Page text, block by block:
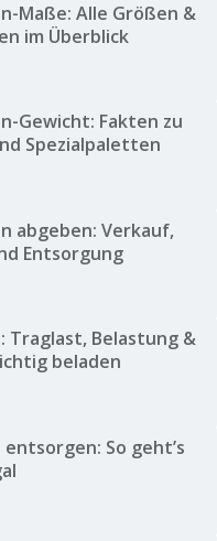
Maße: Alle Größen &
im Überblick
Gewicht: Fakten zu
Spezialpaletten
abgeben: Verkauf,
Entsorgung
Traglast, Belastung &
beladen
So geht’s